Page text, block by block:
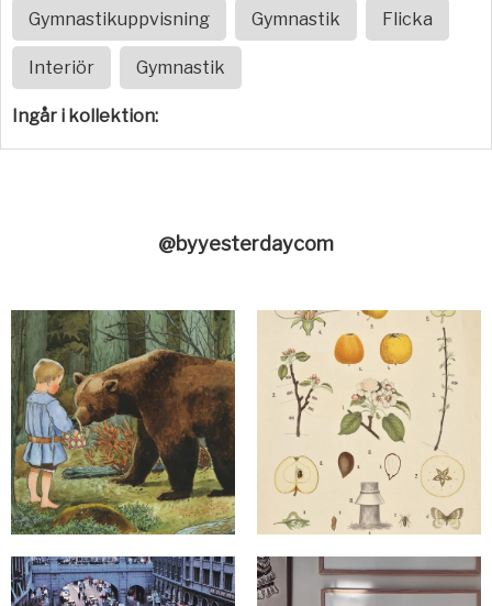
Gymnastikuppvisning Gymnastik Flicka
Interiör Gymnastik
Ingår i kollektion:
@byyesterdaycom